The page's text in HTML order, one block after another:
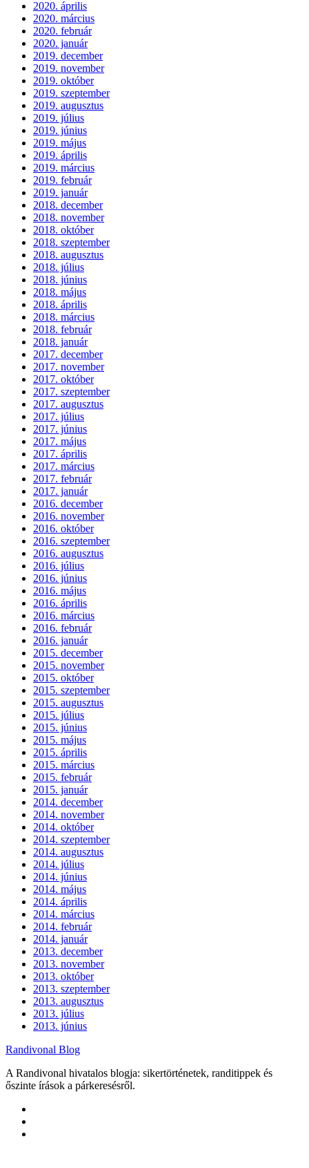
2020. április
2020. március
2020. február
2020. január
2019. december
2019. november
2019. október
2019. szeptember
2019. augusztus
2019. július
2019. június
2019. május
2019. április
2019. március
2019. február
2019. január
2018. december
2018. november
2018. október
2018. szeptember
2018. augusztus
2018. július
2018. június
2018. május
2018. április
2018. március
2018. február
2018. január
2017. december
2017. november
2017. október
2017. szeptember
2017. augusztus
2017. július
2017. június
2017. május
2017. április
2017. március
2017. február
2017. január
2016. december
2016. november
2016. október
2016. szeptember
2016. augusztus
2016. július
2016. június
2016. május
2016. április
2016. március
2016. február
2016. január
2015. december
2015. november
2015. október
2015. szeptember
2015. augusztus
2015. július
2015. június
2015. május
2015. április
2015. március
2015. február
2015. január
2014. december
2014. november
2014. október
2014. szeptember
2014. augusztus
2014. július
2014. június
2014. május
2014. április
2014. március
2014. február
2014. január
2013. december
2013. november
2013. október
2013. szeptember
2013. augusztus
2013. július
2013. június
Randivonal Blog
A Randivonal hivatalos blogja: sikertörténetek, randitippek és
őszinte írások a párkeresésről.